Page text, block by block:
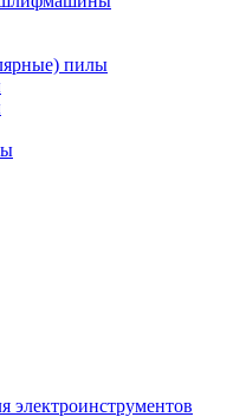
пилы
электроинструментов